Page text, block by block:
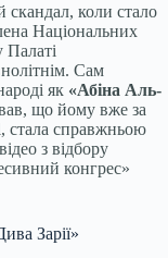
скандал, коли стало
Національних
Палаті
Сам
як «Абіна Аль-
що йому вже за
стала справжньою
з відбору
конгрес»
Зарії»